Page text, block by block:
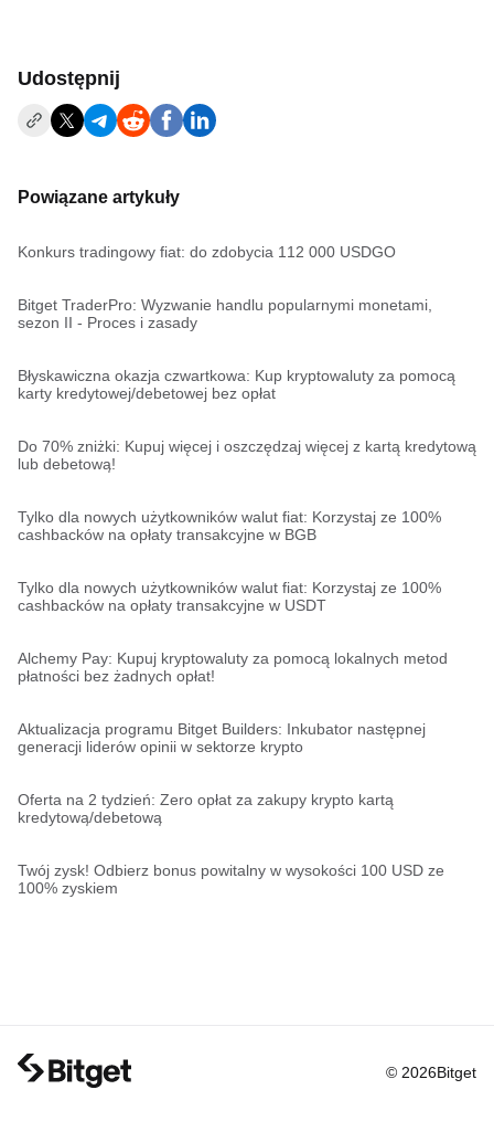
Udostępnij
Powiązane artykuły
Konkurs tradingowy fiat: do zdobycia 112 000 USDGO
Bitget TraderPro: Wyzwanie handlu popularnymi monetami,
sezon II - Proces i zasady
Błyskawiczna okazja czwartkowa: Kup kryptowaluty za pomocą
karty kredytowej/debetowej bez opłat
Do 70% zniżki: Kupuj więcej i oszczędzaj więcej z kartą kredytową
lub debetową!
Tylko dla nowych użytkowników walut fiat: Korzystaj ze 100%
cashbacków na opłaty transakcyjne w BGB
Tylko dla nowych użytkowników walut fiat: Korzystaj ze 100%
cashbacków na opłaty transakcyjne w USDT
Alchemy Pay: Kupuj kryptowaluty za pomocą lokalnych metod
płatności bez żadnych opłat!
Aktualizacja programu Bitget Builders: Inkubator następnej
generacji liderów opinii w sektorze krypto
Oferta na 2 tydzień: Zero opłat za zakupy krypto kartą
kredytową/debetową
Twój zysk! Odbierz bonus powitalny w wysokości 100 USD ze
100% zyskiem
© 2026Bitget